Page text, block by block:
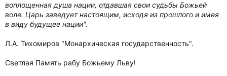
воплощенная душа нации, отдавшая свои судьбы Божьей
воле. Царь заведует настоящим, исходя из прошлого и имея
в виду будущее нации".
Л.А. Тихомиров "Монархическая государственность".
Светлая Память рабу Божьему Льву!